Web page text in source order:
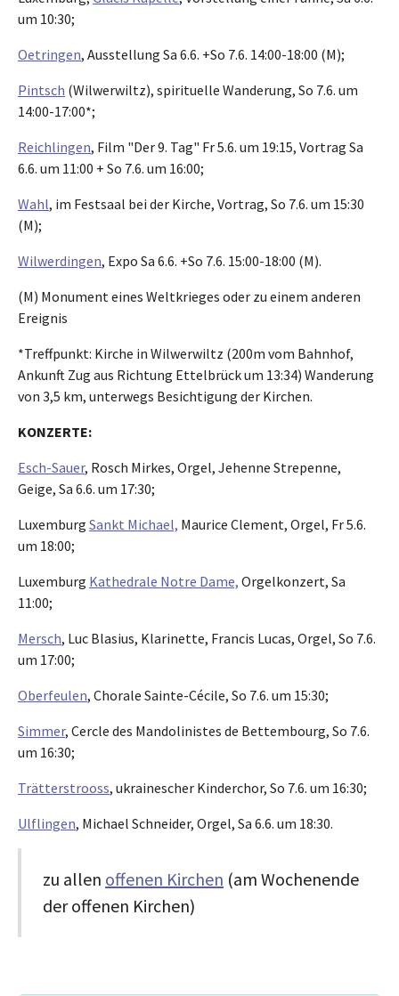
um 10:30;
Oetringen, Ausstellung Sa 6.6. +So 7.6. 14:00-18:00 (M);
Pintsch (Wilwerwiltz), spirituelle Wanderung, So 7.6. um
14:00-17:00*;
Reichlingen, Film "Der 9. Tag" Fr 5.6. um 19:15, Vortrag Sa
6.6. um 11:00 + So 7.6. um 16:00;
Wahl, im Festsaal bei der Kirche, Vortrag, So 7.6. um 15:30
(M);
Wilwerdingen, Expo Sa 6.6. +So 7.6. 15:00-18:00 (M).
(M) Monument eines Weltkrieges oder zu einem anderen
Ereignis
*Treffpunkt: Kirche in Wilwerwiltz (200m vom Bahnhof,
Ankunft Zug aus Richtung Ettelbrück um 13:34) Wanderung
von 3,5 km, unterwegs Besichtigung der Kirchen.
KONZERTE:
Esch-Sauer, Rosch Mirkes, Orgel, Jehenne Strepenne,
Geige, Sa 6.6. um 17:30;
Luxemburg Sankt Michael, Maurice Clement, Orgel, Fr 5.6.
um 18:00;
Luxemburg Kathedrale Notre Dame, Orgelkonzert, Sa
11:00;
Mersch, Luc Blasius, Klarinette, Francis Lucas, Orgel, So 7.6.
um 17:00;
Oberfeulen, Chorale Sainte-Cécile, So 7.6. um 15:30;
Simmer, Cercle des Mandolinistes de Bettembourg, So 7.6.
um 16:30;
Trätterstrooss, ukrainescher Kinderchor, So 7.6. um 16:30;
Ulflingen, Michael Schneider, Orgel, Sa 6.6. um 18:30.
zu allen offenen Kirchen (am Wochenende
der offenen Kirchen)